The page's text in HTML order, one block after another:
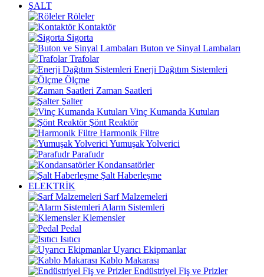
ŞALT
Röleler
Kontaktör
Sigorta
Buton ve Sinyal Lambaları
Trafolar
Enerji Dağıtım Sistemleri
Ölçme
Zaman Saatleri
Şalter
Vinç Kumanda Kutuları
Şönt Reaktör
Harmonik Filtre
Yumuşak Yolverici
Parafudr
Kondansatörler
Şalt Haberleşme
ELEKTRİK
Sarf Malzemeleri
Alarm Sistemleri
Klemensler
Pedal
Isıtıcı
Uyarıcı Ekipmanlar
Kablo Makarası
Endüstriyel Fiş ve Prizler